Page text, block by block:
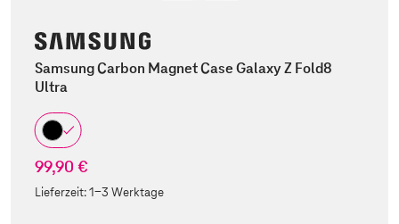
Samsung Carbon Magnet Case Galaxy Z Fold8
Ultra
99,90 €
Lieferzeit:1-3 Werktage